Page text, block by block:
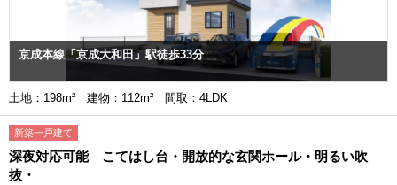
京成本線「京成大和田」駅徒歩33分
土地：198m² 建物：112m² 間取：4LDK
新築一戸建て
深夜対応可能 こてはし台・開放的な玄関ホール・明るい吹
抜・